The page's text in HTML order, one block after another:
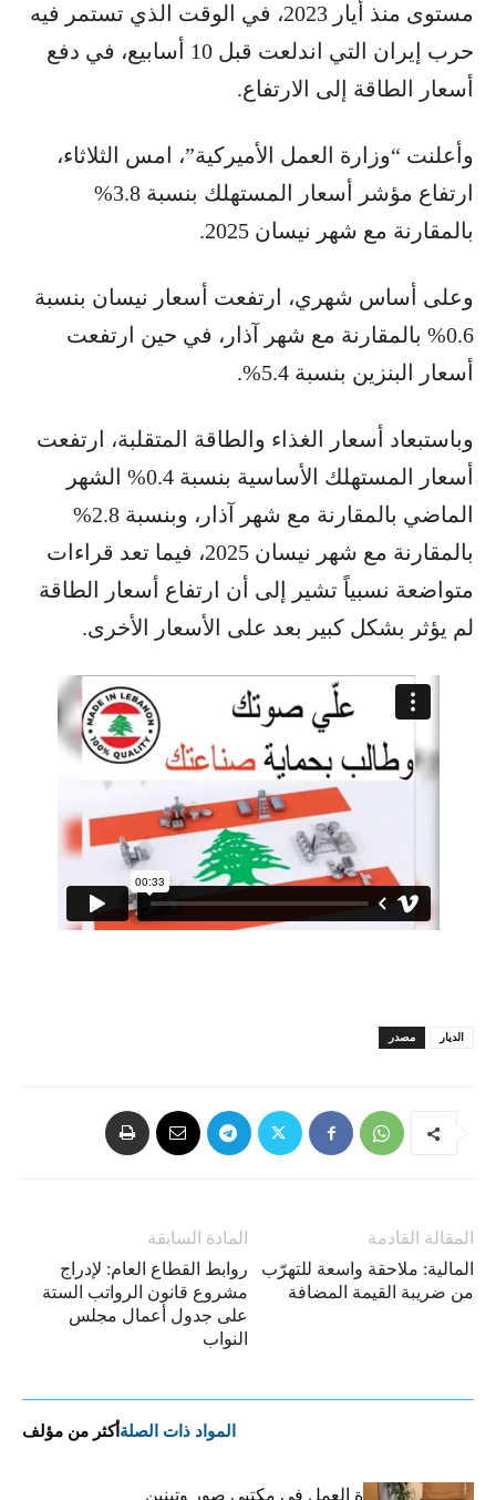
مستوى منذ أيار 2023، في الوقت الذي تستمر فيه
حرب إيران التي اندلعت قبل 10 أسابيع، في دفع
أسعار الطاقة إلى الارتفاع.
وأعلنت “وزارة العمل الأميركية”، امس الثلاثاء،
ارتفاع مؤشر أسعار المستهلك بنسبة 3.8%
بالمقارنة مع شهر نيسان 2025.
وعلى أساس شهري، ارتفعت أسعار نيسان بنسبة
0.6% بالمقارنة مع شهر آذار، في حين ارتفعت
أسعار البنزين بنسبة 5.4%.
وباستبعاد أسعار الغذاء والطاقة المتقلبة، ارتفعت
أسعار المستهلك الأساسية بنسبة 0.4% الشهر
الماضي بالمقارنة مع شهر آذار، وبنسبة 2.8%
بالمقارنة مع شهر نيسان 2025، فيما تعد قراءات
متواضعة نسبياً تشير إلى أن ارتفاع أسعار الطاقة
لم يؤثر بشكل كبير بعد على الأسعار الأخرى.
مصدر الديار
المادة السابقة
روابط القطاع العام: لإدراج
مشروع قانون الرواتب الستة
على جدول أعمال مجلس
النواب
المقالة القادمة
المالية: ملاحقة واسعة للتهرّب
من ضريبة القيمة المضافة
المواد ذات الصلة أكثر من مؤلف
كركي يعلن عودة العمل في مكتبي صور وتبنين